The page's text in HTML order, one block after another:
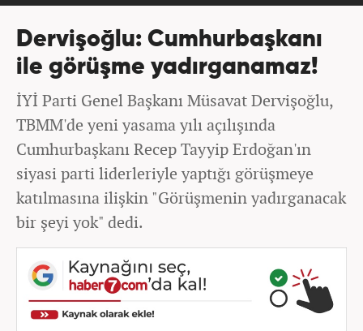
Dervişoğlu: Cumhurbaşkanı
ile görüşme yadırganamaz!
İYİ Parti Genel Başkanı Müsavat Dervişoğlu,
TBMM'de yeni yasama yılı açılışında
Cumhurbaşkanı Recep Tayyip Erdoğan'ın
siyasi parti liderleriyle yaptığı görüşmeye
katılmasına ilişkin "Görüşmenin yadırganacak
bir şeyi yok" dedi.